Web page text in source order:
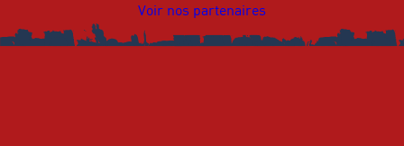
Voir nos partenaires